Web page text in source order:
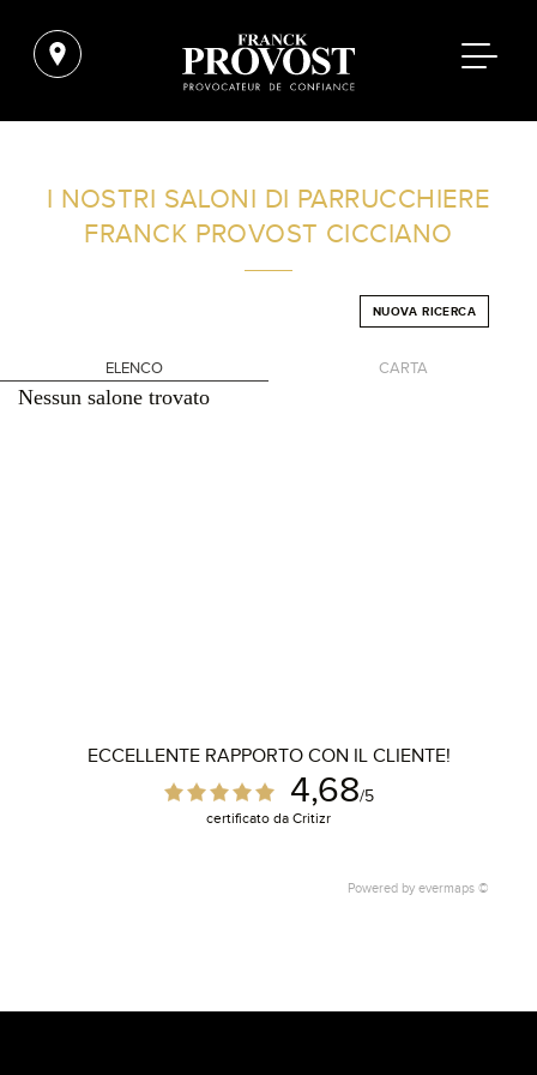
FILTRI AVANZATI
I NOSTRI SALONI DI PARRUCCHIERE
FRANCK PROVOST CICCIANO
NUOVA RICERCA
ELENCO CARTA
Nessun salone trovato
ECCELLENTE RAPPORTO CON IL CLIENTE!
4,68/5
certificato da Critizr
Powered by evermaps ©